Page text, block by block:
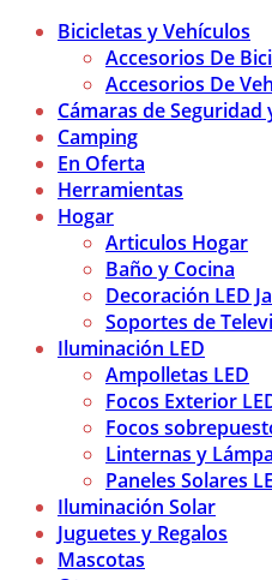
Bicicletas y Vehículos
Accesorios De
Accesorios De
Cámaras de Seguridad
Camping
En Oferta
Herramientas
Hogar
Articulos Hogar
Baño y Cocina
Decoración LED
Soportes de
Iluminación LED
Ampolletas LED
Focos Exterior
Focos
Linternas y
Paneles Solares
Iluminación Solar
Juguetes y Regalos
Mascotas